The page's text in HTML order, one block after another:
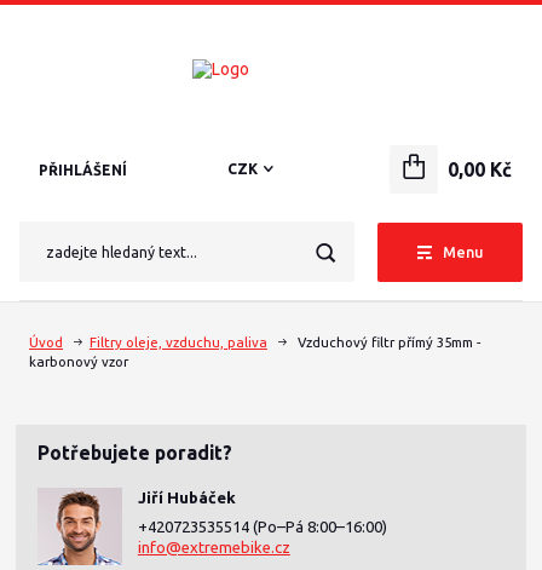
Menu
CZK
PŘIHLÁŠENÍ 0,00 Kč
Úvod Filtry oleje, vzduchu, paliva
Vzduchový filtr přímý 35mm -
karbonový vzor
Potřebujete poradit?
Jiří Hubáček
+420723535514 (Po–Pá 8:00–16:00)
info@extremebike.cz